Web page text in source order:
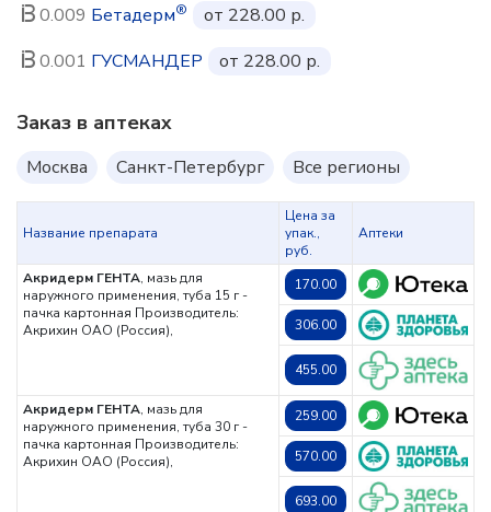
0.009 Бетадерм®
от 228.00 р.
0.001 ГУСМАНДЕР от 228.00 р.
Заказ в аптеках
Москва Санкт-Петербург Все регионы
Название препарата
Цена за
упак.,
руб.
Аптеки
Акридерм ГЕНТА, мазь для
наружного применения, туба 15 г -
пачка картонная Производитель:
Акрихин ОАО (Россия),
170.00
306.00
455.00
Акридерм ГЕНТА, мазь для
наружного применения, туба 30 г -
пачка картонная Производитель:
Акрихин ОАО (Россия),
259.00
570.00
693.00